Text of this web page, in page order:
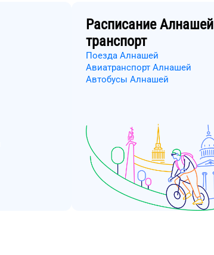
РасписаниеАлнашей
транспорт
Поезда Алнашей
Авиатранспорт Алнашей
Автобусы Алнашей